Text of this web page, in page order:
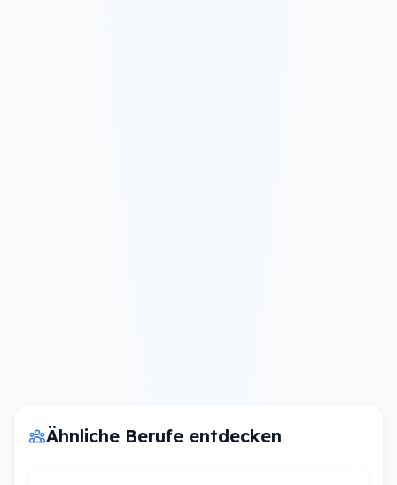
Ähnliche Berufe entdecken